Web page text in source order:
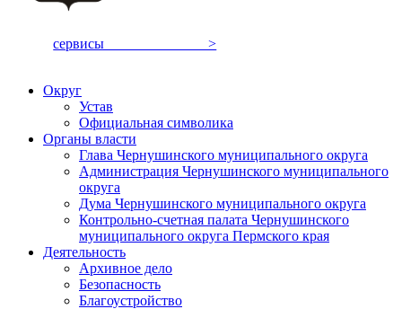
сервисы >
Округ
Устав
Официальная символика
Органы власти
Глава Чернушинского муниципального округа
Администрация Чернушинского муниципального
округа
Дума Чернушинского муниципального округа
Контрольно-счетная палата Чернушинского
муниципального округа Пермского края
Деятельность
Архивное дело
Безопасность
Благоустройство